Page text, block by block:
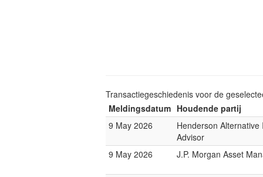
Transactiegeschiedenis voor de
Meldingsdatum Houdende partij
9 May 2026
Henderson Alternative
Advisor
9 May 2026
J.P. Morgan Asset